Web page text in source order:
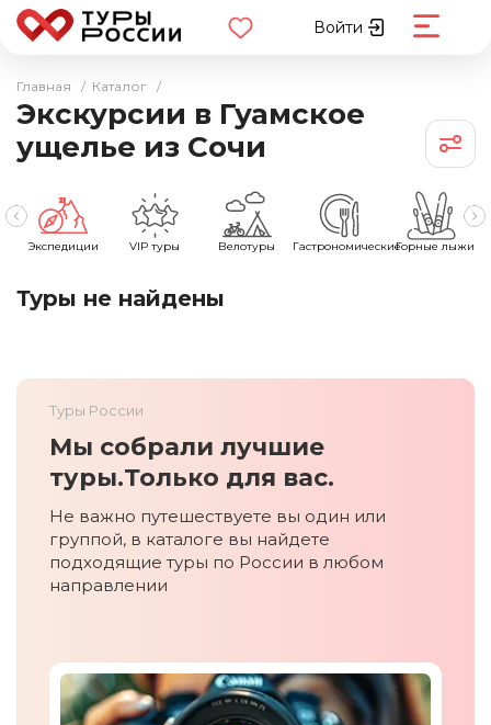
Войти
Главная / Каталог /
Экскурсии в Гуамское
ущелье из Сочи
Экспедиции VIP туры Велотуры ГастрономическиеГорные лыжи
Туры не найдены
Туры России
Мы собрали лучшие
туры.Только для вас.
Не важно путешествуете вы один или
группой, в каталоге вы найдете
подходящие туры по России в любом
направлении